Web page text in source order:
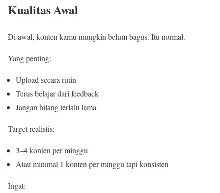
Kualitas Awal
Di awal, konten kamu mungkin belum bagus. Itu normal.
Yang penting:
Upload secara rutin
Terus belajar dari feedback
Jangan hilang terlalu lama
Target realistis:
3–4 konten per minggu
Atau minimal 1 konten per minggu tapi konsisten
Ingat: